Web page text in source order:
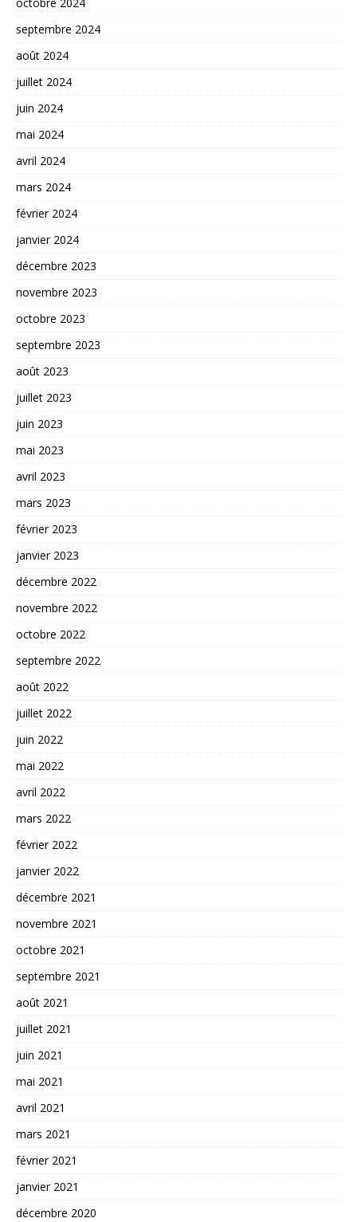
septembre 2024
août 2024
juillet 2024
juin 2024
mai 2024
avril 2024
mars 2024
février 2024
janvier 2024
décembre 2023
novembre 2023
octobre 2023
septembre 2023
août 2023
juillet 2023
juin 2023
mai 2023
avril 2023
mars 2023
février 2023
janvier 2023
décembre 2022
novembre 2022
octobre 2022
septembre 2022
août 2022
juillet 2022
juin 2022
mai 2022
avril 2022
mars 2022
février 2022
janvier 2022
décembre 2021
novembre 2021
octobre 2021
septembre 2021
août 2021
juillet 2021
juin 2021
mai 2021
avril 2021
mars 2021
février 2021
janvier 2021
décembre 2020